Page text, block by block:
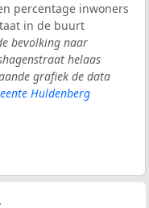
percentage inwoners
in de buurt
bevolking naar
helaas
grafiek de data
Huldenberg